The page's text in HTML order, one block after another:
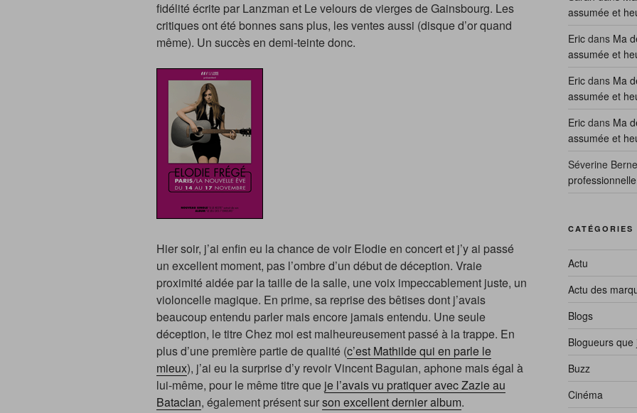
fidélité écrite par Lanzman et Le velours de vierges de Gainsbourg. Les
critiques ont été bonnes sans plus, les ventes aussi (disque d’or quand
même). Un succès en demi-teinte donc.
Hier soir, j’ai enfin eu la chance de voir Elodie en concert et j’y ai passé
un excellent moment, pas l’ombre d’un début de déception. Vraie
proximité aidée par la taille de la salle, une voix impeccablement juste, un
violoncelle magique. En prime, sa reprise des bêtises dont j’avais
beaucoup entendu parler mais encore jamais entendu. Une seule
déception, le titre Chez moi est malheureusement passé à la trappe. En
plus d’une première partie de qualité (c’est Mathilde qui en parle le
mieux), j’ai eu la surprise d’y revoir Vincent Baguian, aphone mais égal à
lui-même, pour le même titre que je l’avais vu pratiquer avec Zazie au
Bataclan, également présent surson excellent dernier album.
assumée et
Ericdans Ma
assumée et
Ericdans Ma
assumée et
Ericdans Ma
assumée et
Séverine
CATÉGORIES
Actu
Actu des
Blogs
Blogueurs que
Buzz
Cinéma